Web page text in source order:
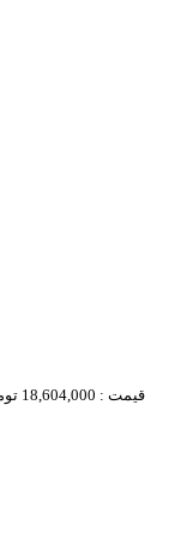
قیمت : 18,604,000 تومان